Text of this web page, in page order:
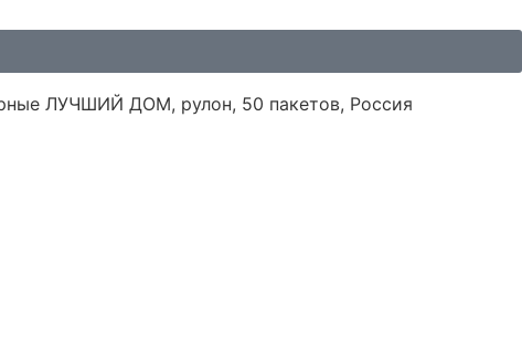
ЛУЧШИЙ ДОМ, рулон, 50 пакетов, Россия